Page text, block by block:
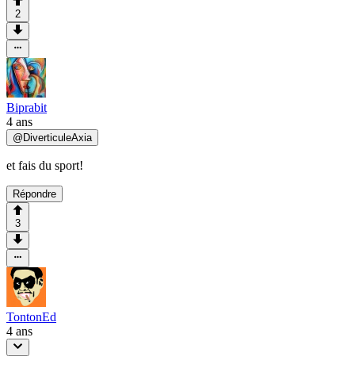
2
Biprabit
4 ans
@ DiverticuleAxia
et fais du sport!
Répondre
3
TontonEd
4 ans